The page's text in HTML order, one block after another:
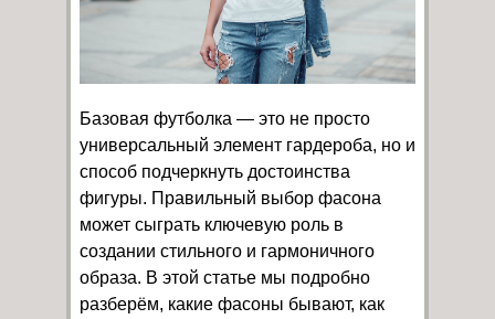
Базовая футболка — это не просто
универсальный элемент гардероба, но и
способ подчеркнуть достоинства
фигуры. Правильный выбор фасона
может сыграть ключевую роль в
создании стильного и гармоничного
образа. В этой статье мы подробно
разберём, какие фасоны бывают, как